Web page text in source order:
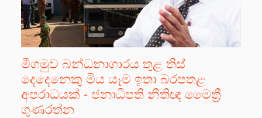
මීගමුව බන්ධනාගාරය තුළ තිස්
දෙදෙනෙකු මිය යෑම ඉතා බරපතළ
අපරාධයක් - ජනාධිපති නීතිඥ මෛත්‍රී
ගුණරත්න